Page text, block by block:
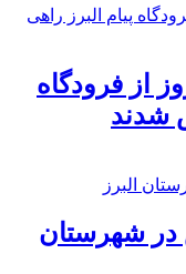
از فرودگاه
شدند
در شهرستان